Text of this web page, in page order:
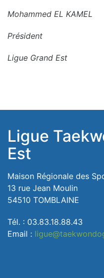
Mohammed EL KAMEL
Président
Ligue Grand Est
Ligue
Est
Maison Régionale des
13 rue Jean Moulin
54510 TOMBLAINE
Tél. : 03.83.18.88.43
Email :